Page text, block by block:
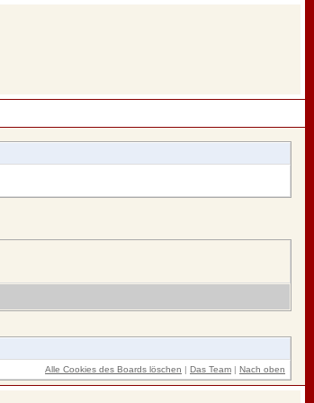
Alle Cookies des Boards löschen | Das Team | Nach oben